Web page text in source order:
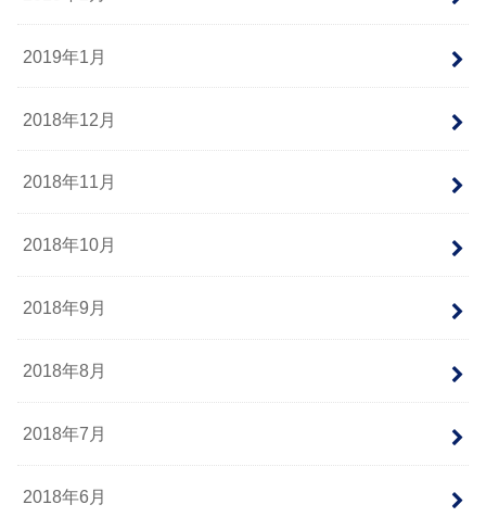
2019年1月
2018年12月
2018年11月
2018年10月
2018年9月
2018年8月
2018年7月
2018年6月